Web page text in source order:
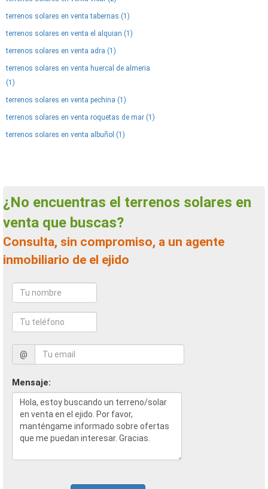
terrenos solares en venta tabernas (1)
terrenos solares en venta el alquian (1)
terrenos solares en venta adra (1)
terrenos solares en venta huercal de almeria
(1)
terrenos solares en venta pechina (1)
terrenos solares en venta roquetas de mar (1)
terrenos solares en venta albuñol (1)
¿No encuentras el terrenos solares en
venta que buscas?
Consulta, sin compromiso, a un agente
inmobiliario de el ejido
@
Mensaje: